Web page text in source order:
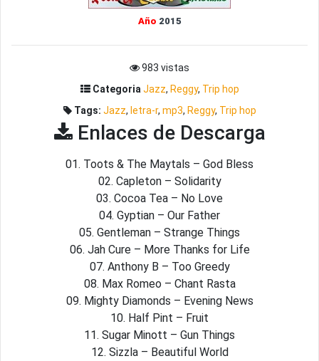
Año 2015
983 vistas
Categoria Jazz, Reggy, Trip hop
Tags: Jazz, letra-r, mp3, Reggy, Trip hop
Enlaces de Descarga
01. Toots & The Maytals – God Bless
02. Capleton – Solidarity
03. Cocoa Tea – No Love
04. Gyptian – Our Father
05. Gentleman – Strange Things
06. Jah Cure – More Thanks for Life
07. Anthony B – Too Greedy
08. Max Romeo – Chant Rasta
09. Mighty Diamonds – Evening News
10. Half Pint – Fruit
11. Sugar Minott – Gun Things
12. Sizzla – Beautiful World